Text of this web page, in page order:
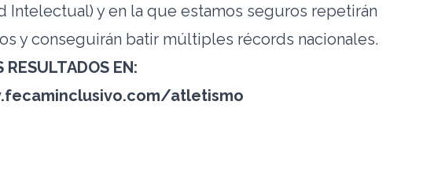
Intelectual) y en la que estamos seguros repetirán
y conseguirán batir múltiples récords nacionales.
RESULTADOS EN:
atletismo